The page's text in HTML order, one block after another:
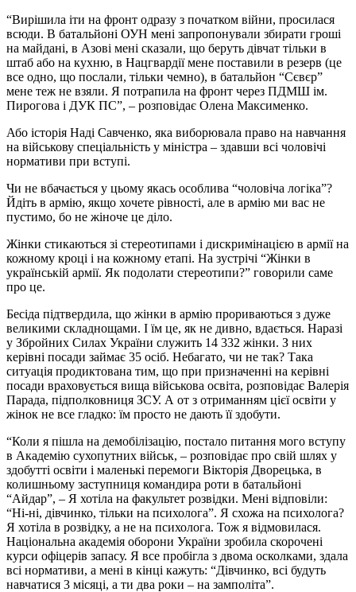
“Вирішила іти на фронт одразу з початком війни, просилася
всюди. В батальйоні ОУН мені запропонували збирати гроші
на майдані, в Азові мені сказали, що беруть дівчат тільки в
штаб або на кухню, в Нацгвардії мене поставили в резерв (це
все одно, що послали, тільки чемно), в батальйон “Сєвєр”
мене теж не взяли. Я потрапила на фронт через ПДМШ ім.
Пирогова і ДУК ПС”, – розповідає Олена Максименко.
Або історія Наді Савченко, яка виборювала право на навчання
на військову спеціальність у міністра – здавши всі чоловічі
нормативи при вступі.
Чи не вбачається у цьому якась особлива “чоловіча логіка”?
Йдіть в армію, якщо хочете рівності, але в армію ми вас не
пустимо, бо не жіноче це діло.
Жінки стикаються зі стереотипами і дискримінацією в армії на
кожному кроці і на кожному етапі. На зустрічі “Жінки в
українській армії. Як подолати стереотипи?” говорили саме
про це.
Бесіда підтвердила, що жінки в армію прориваються з дуже
великими складнощами. І їм це, як не дивно, вдається. Наразі
у Збройних Силах України служить 14 332 жінки. З них
керівні посади займає 35 осіб. Небагато, чи не так? Така
ситуація продиктована тим, що при призначенні на керівні
посади враховується вища військова освіта, розповідає Валерія
Парада, підполковниця ЗСУ. А от з отриманням цієї освіти у
жінок не все гладко: їм просто не дають її здобути.
“Коли я пішла на демобілізацію, постало питання мого вступу
в Академію сухопутних військ, – розповідає про свій шлях у
здобутті освіти і маленькі перемоги Вікторія Дворецька, в
колишньому заступниця командира роти в батальйоні
“Айдар”, – Я хотіла на факультет розвідки. Мені відповіли:
“Ні-ні, дівчинко, тільки на психолога”. Я схожа на психолога?
Я хотіла в розвідку, а не на психолога. Тож я відмовилася.
Національна академія оборони України зробила скорочені
курси офіцерів запасу. Я все пробігла з двома осколками, здала
всі нормативи, а мені в кінці кажуть: “Дівчинко, всі будуть
навчатися 3 місяці, а ти два роки – на замполіта”.